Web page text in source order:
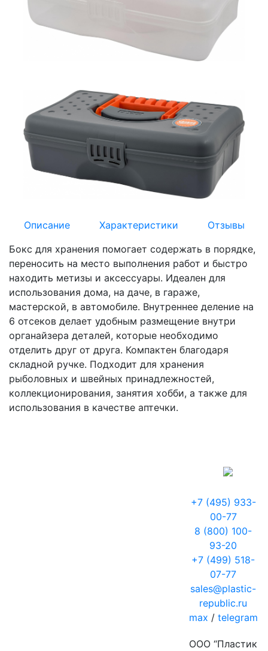
Описание Характеристики
Отзывы
Бокс для хранения помогает содержать в порядке,
переносить на место выполнения работ и быстро
находить метизы и аксессуары. Идеален для
использования дома, на даче, в гараже,
мастерской, в автомобиле. Внутреннее деление на
6 отсеков делает удобным размещение внутри
органайзера деталей, которые необходимо
отделить друг от друга. Компактен благодаря
складной ручке. Подходит для хранения
рыболовных и швейных принадлежностей,
коллекционирования, занятия хобби, а также для
использования в качестве аптечки.
+7 (495) 933-
00-77
8 (800) 100-
93-20
+7 (499) 518-
07-77
sales@plastic-
republic.ru
max / telegram
ООО “Пластик